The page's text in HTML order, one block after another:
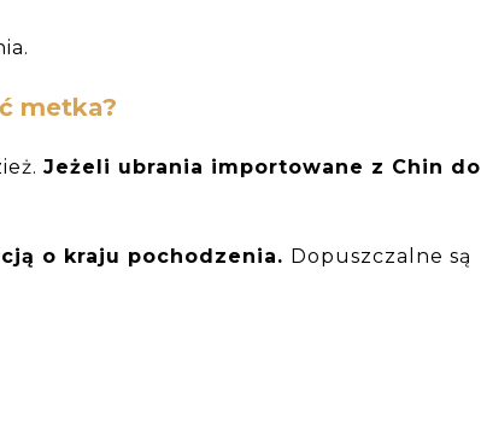
metka?
Jeżeli ubrania importowane z Chin do
o kraju pochodzenia. Dopuszczalne są